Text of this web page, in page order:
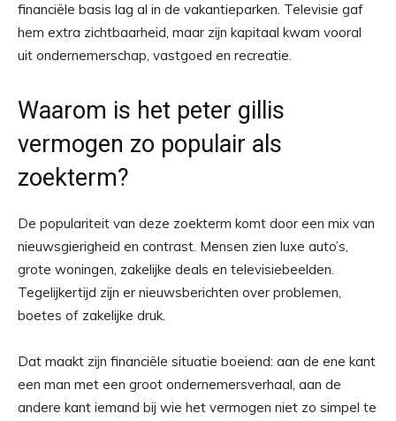
financiële basis lag al in de vakantieparken. Televisie gaf
hem extra zichtbaarheid, maar zijn kapitaal kwam vooral
uit ondernemerschap, vastgoed en recreatie.
Waarom is het peter gillis
vermogen zo populair als
zoekterm?
De populariteit van deze zoekterm komt door een mix van
nieuwsgierigheid en contrast. Mensen zien luxe auto’s,
grote woningen, zakelijke deals en televisiebeelden.
Tegelijkertijd zijn er nieuwsberichten over problemen,
boetes of zakelijke druk.
Dat maakt zijn financiële situatie boeiend: aan de ene kant
een man met een groot ondernemersverhaal, aan de
andere kant iemand bij wie het vermogen niet zo simpel te